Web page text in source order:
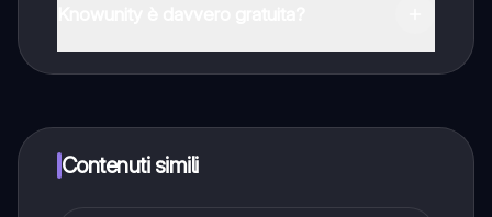
Knowunity Premium, che consente di studiare senza
alcun limite!!
Contenuti simili